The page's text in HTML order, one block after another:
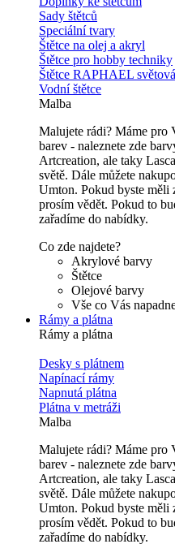
Sady štětců
Speciální tvary
Štětce na olej a akryl
Štětce pro hobby techniky
Štětce RAPHAEL
Vodní štětce
Malba
Malujete rádi? Máme pro
barev - naleznete zde
Artcreation, ale taky
světě. Dále můžete
Umton. Pokud byste měli
prosím vědět. Pokud to
zařadíme do nabídky.
Co zde najdete?
Akrylové barvy
Štětce
Olejové barvy
Vše co Vás
Rámy a plátna
Rámy a plátna
Desky s plátnem
Napínací rámy
Napnutá plátna
Plátna v metráži
Malba
Malujete rádi? Máme pro
barev - naleznete zde
Artcreation, ale taky
světě. Dále můžete
Umton. Pokud byste měli
prosím vědět. Pokud to
zařadíme do nabídky.